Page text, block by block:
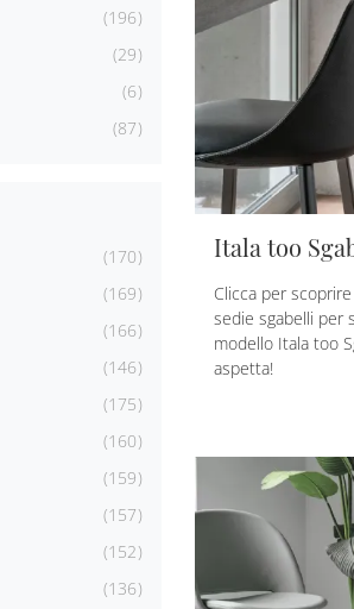
196
29
6
87
170
169
166
146
175
160
159
157
152
136
Itala too
Clicca per
sedie sgabelli per
modello Itala too
aspetta!